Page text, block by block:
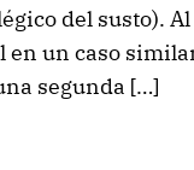
del susto).
un caso
segunda […]